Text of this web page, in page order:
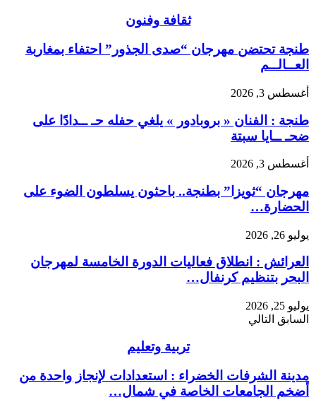
ثقافة وفنون
طنجة تحتضن مهرجان “صدى الجذور” احتفاء بمغاربة
العــالــم
أغسطس 3, 2026
طنجة : الفنان « بروبادور » يلغي حفله حـ ــدادًا على
ضحـ ــايا سبتة
أغسطس 3, 2026
مهرجان “ثويزا” بطنجة.. باحثون يسلطون الضوء على
الحضارة…
يوليو 26, 2026
العرائش : انطلاق فعاليات الدورة الخامسة لمهرجان
البحر بتنظيم كرنفال…
يوليو 25, 2026
السابق التالي
تربية وتعليم
مدينة الشرفات الخضراء : استعدادات لإنجاز واحدة من
أضخم الجامعات الخاصة في شمال…